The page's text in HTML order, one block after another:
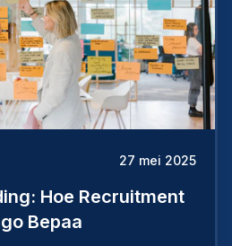
27 mei 2025
Hoe Recruitment
Bepaa